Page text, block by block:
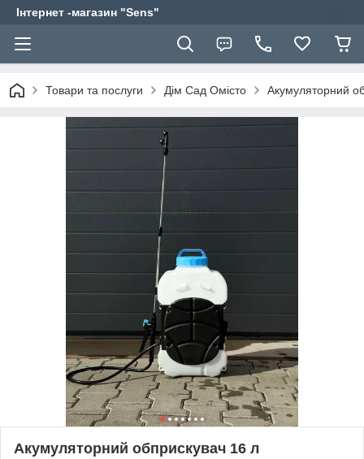
Інтернет -магазин "Sens"
Товари та послуги Дім Сад Омісто Акумуляторний
Акумуляторний обприскувач 16 л